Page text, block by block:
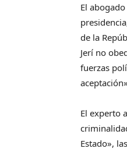
El
de la
Jerí no
fuerzas
El experto
Estado»,